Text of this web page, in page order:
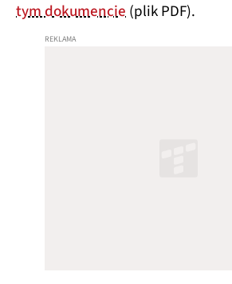
tym dokumencie(plik PDF).